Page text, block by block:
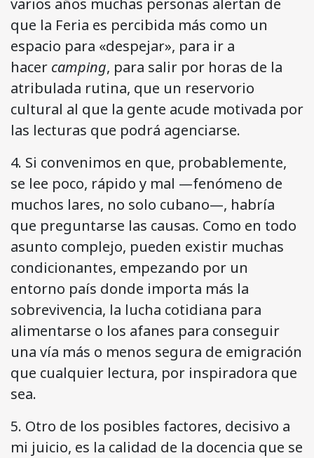
varios años muchas personas alertan de
que la Feria es percibida más como un
espacio para «despejar», para ir a
hacer camping, para salir por horas de la
atribulada rutina, que un reservorio
cultural al que la gente acude motivada por
las lecturas que podrá agenciarse.
4. Si convenimos en que, probablemente,
se lee poco, rápido y mal —fenómeno de
muchos lares, no solo cubano—, habría
que preguntarse las causas. Como en todo
asunto complejo, pueden existir muchas
condicionantes, empezando por un
entorno país donde importa más la
sobrevivencia, la lucha cotidiana para
alimentarse o los afanes para conseguir
una vía más o menos segura de emigración
que cualquier lectura, por inspiradora que
sea.
5. Otro de los posibles factores, decisivo a
mi juicio, es la calidad de la docencia que se